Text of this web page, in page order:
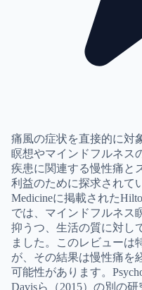
痛風の症状を直接的に対
瞑想やマインドフルネス
疾患に関連する慢性痛と
利益のために探求されて
Medicineに掲載された
では、マインドフルネス
抑うつ、生活の質に対し
ました。このレビューは
が、その結果は慢性痛を
可能性があります。
Davisら（2015）の別の